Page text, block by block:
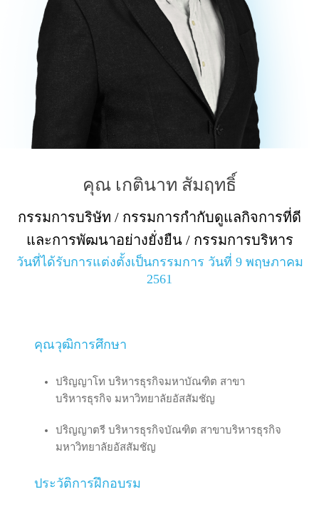
คุณ เกตินาท สัมฤทธิ์
กรรมการบริษัท / กรรมการกำกับดูแลกิจการที่ดี
และการพัฒนาอย่างยั่งยืน / กรรมการบริหาร
วันที่ได้รับการแต่งตั้งเป็นกรรมการ วันที่ 9 พฤษภาคม
2561
คุณวุฒิการศึกษา
ปริญญาโท บริหารธุรกิจมหาบัณฑิต สาขา
บริหารธุรกิจ มหาวิทยาลัยอัสสัมชัญ
ปริญญาตรี บริหารธุรกิจบัณฑิต สาขาบริหารธุรกิจ
มหาวิทยาลัยอัสสัมชัญ
ประวัติการฝึกอบรม